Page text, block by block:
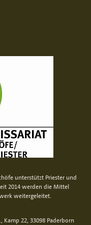
unterstützt Priester und
2014 werden die Mittel
weitergeleitet.
22, 33098 Paderborn